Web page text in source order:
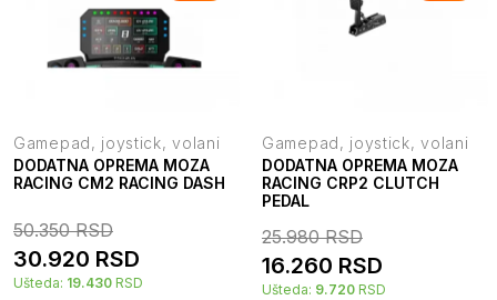
Gamepad, joystick, volani
DODATNA OPREMA MOZA
RACING CM2 RACING DASH
50.350RSD
30.920 RSD
Ušteda: 19.430 RSD
Gamepad, joystick, volani
DODATNA OPREMA MOZA
RACING CRP2 CLUTCH
PEDAL
25.980RSD
16.260 RSD
Ušteda: 9.720 RSD